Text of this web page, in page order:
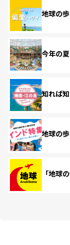
地球の
今年の
知れば
地球の
「地球